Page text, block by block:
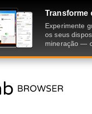
Transforme
Experimente
os seus
mineração —